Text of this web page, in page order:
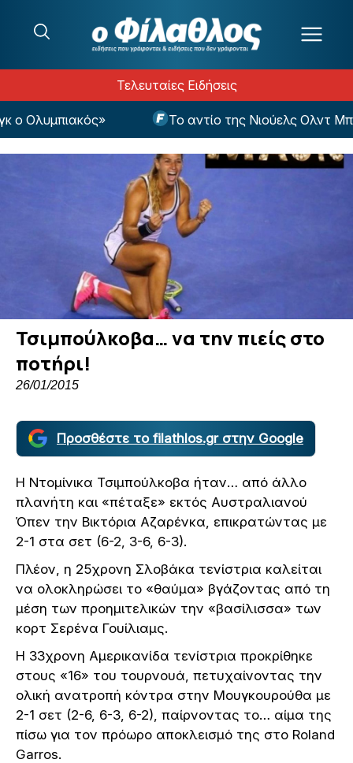
Τελευταίες Ειδήσεις
Ολυμπιακός» Το αντίο της Νιούελς Ολντ
Τσιμπούλκοβα… να την πιείς στο
ποτήρι!
26/01/2015
Προσθέστε το filathlos.gr στην Google
Η Ντομίνικα Τσιμπούλκοβα ήταν… από άλλο
πλανήτη και «πέταξε» εκτός Αυστραλιανού
Όπεν την Βικτόρια Αζαρένκα, επικρατώντας με
2-1 στα σετ (6-2, 3-6, 6-3).
Πλέον, η 25χρονη Σλοβάκα τενίστρια καλείται
να ολοκληρώσει το «θαύμα» βγάζοντας από τη
μέση των προημιτελικών την «βασίλισσα» των
κορτ Σερένα Γουίλιαμς.
Η 33χρονη Αμερικανίδα τενίστρια προκρίθηκε
στους «16» του τουρνουά, πετυχαίνοντας την
ολική ανατροπή κόντρα στην Μουγκουρούθα με
2-1 σετ (2-6, 6-3, 6-2), παίρνοντας το… αίμα της
πίσω για τον πρόωρο αποκλεισμό της στο Roland
Garros.